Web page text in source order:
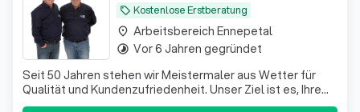
local_offer Kostenlose Erstberatung
Seit 50 Jahren stehen wir Meistermaler aus Wetter für
Qualität und Kundenzufriedenheit. Unser Ziel ist es, Ihre
Lebensräume in neuem Glanz erstrahlen zu lassen. Dabei
place Arbeitsbereich Ennepetal
timelapse Vor 6 Jahren gegründet